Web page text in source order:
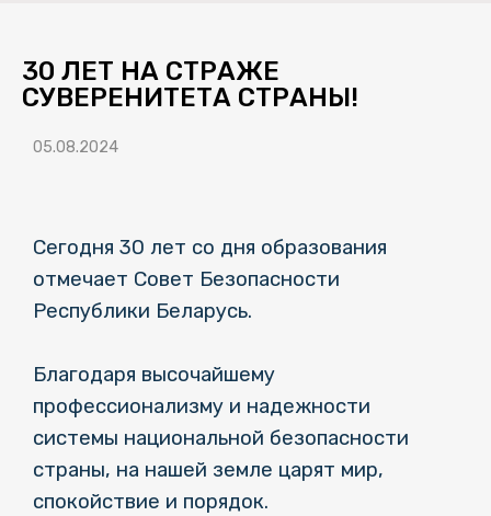
30 ЛЕТ НА СТРАЖЕ
СУВЕРЕНИТЕТА СТРАНЫ!
05.08.2024
Сегодня 30 лет со дня образования
отмечает Совет Безопасности
Республики Беларусь.
Благодаря высочайшему
профессионализму и надежности
системы национальной безопасности
страны, на нашей земле царят мир,
спокойствие и порядок.